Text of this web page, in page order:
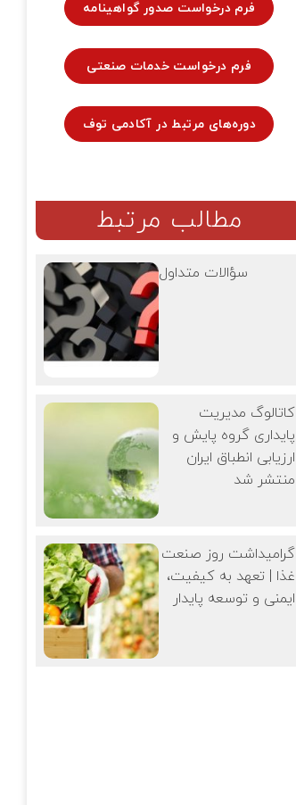
فرم درخواست صدور گواهینامه
فرم درخواست خدمات صنعتی
دوره‌های مرتبط در آکادمی توف
مطالب مرتبط
سؤالات متداول
کاتالوگ مدیریت
پایداری گروه پایش و
ارزیابی انطباق ایران
منتشر شد
گرامیداشت روز صنعت
غذا | تعهد به کیفیت،
ایمنی و توسعه پایدار